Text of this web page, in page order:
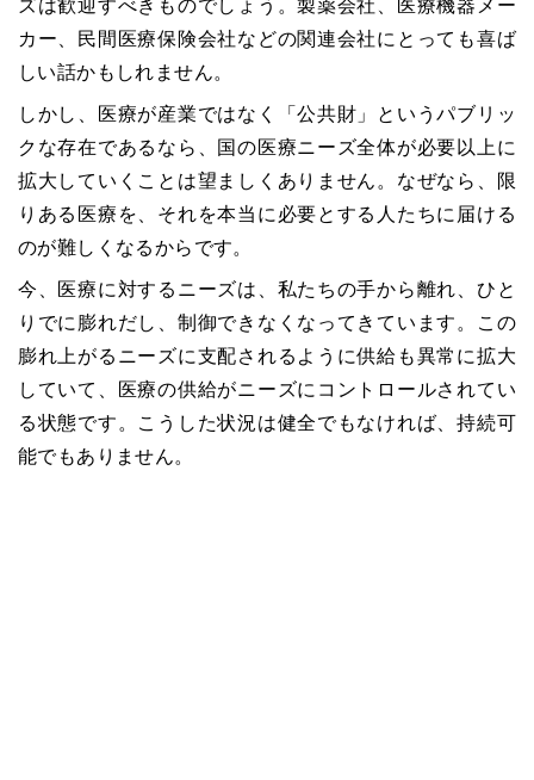
ズは歓迎すべきものでしょう。製薬会社、医療機器メー
カー、民間医療保険会社などの関連会社にとっても喜ば
しい話かもしれません。
しかし、医療が産業ではなく「公共財」というパブリッ
クな存在であるなら、国の医療ニーズ全体が必要以上に
拡大していくことは望ましくありません。なぜなら、限
りある医療を、それを本当に必要とする人たちに届ける
のが難しくなるからです。
今、医療に対するニーズは、私たちの手から離れ、ひと
りでに膨れだし、制御できなくなってきています。この
膨れ上がるニーズに支配されるように供給も異常に拡大
していて、医療の供給がニーズにコントロールされてい
る状態です。こうした状況は健全でもなければ、持続可
能でもありません。